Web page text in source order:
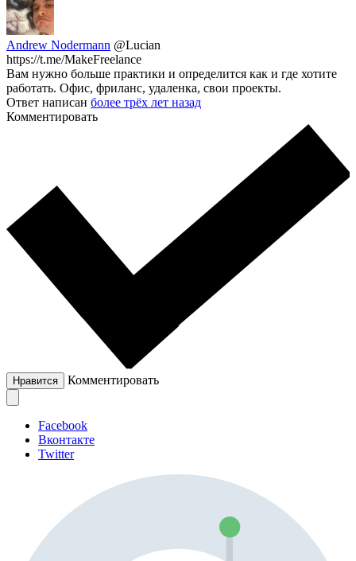
Andrew Nodermann @Lucian
https://t.me/MakeFreelance
Вам нужно больше практики и определится как и где хотите
работать. Офис, фриланс, удаленка, свои проекты.
Ответ написан более трёх лет назад
Комментировать
Нравится Комментировать
Facebook
Вконтакте
Twitter